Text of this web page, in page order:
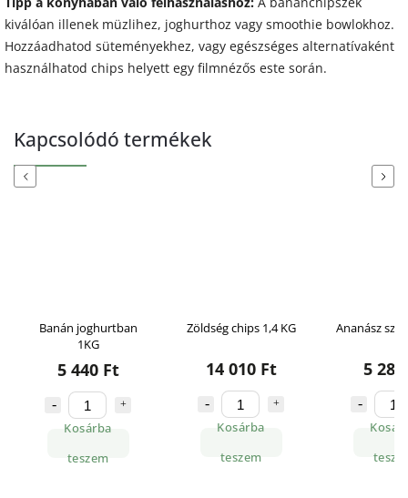
kiválóan illenek müzlihez, joghurthoz vagy smoothie bowlokhoz.
Hozzáadhatod süteményekhez, vagy egészséges alternatívaként
használhatod chips helyett egy filmnézős este során.
Kapcsolódó termékek
Previous
Banán joghurtban
1KG
5 440 Ft
Kosárba
teszem
Zöldség chips 1,4 KG
14 010 Ft
Kosárba
teszem
Ananász
5
Next